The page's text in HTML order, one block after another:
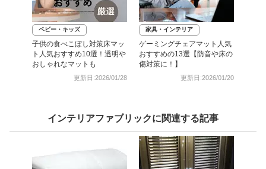
ベビー・キッズ
子供の食べこぼし対策床マッ
ト人気おすすめ10選！透明や
おしゃれなマットも
更新日:2026/01/28
家具・インテリア
ゲーミングチェアマット人気
おすすめの13選【防音や床の
傷対策に！】
更新日:2026/01/20
インテリアファブリックに関連する記事